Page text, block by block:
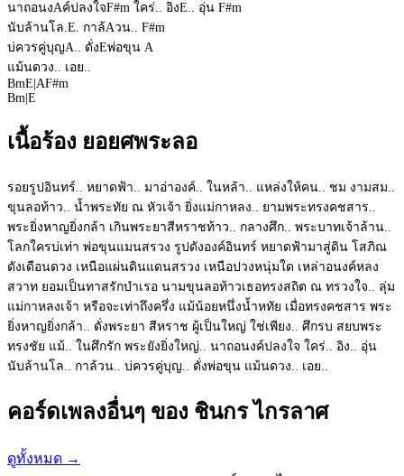
นาถอนงAค์ปลงใจF#m ใคร่.. อิงE.. อุ่น F#m
นับล้านโล.E. กาล้Aวน.. F#m
บ่ควรคู่บุญA.. ดั่งEพ่อขุน A
แม้นดวง.. เอย..
BmE AF#m
Bm E
เนื้อร้อง ยอยศพระลอ
รอยรูปอินทร์.. หยาดฟ้า.. มาอ่าองค์.. ในหล้า.. แหล่งให้คน.. ชม งามสม..
ขุนลอท้าว.. น้ำพระทัย ณ หัวเจ้า ยิ่งแม่กาหลง.. ยามพระทรงคชสาร..
พระยิ่งหาญยิ่งกล้า เกินพระยาสีหราชท้าว.. กลางศึก.. พระบาทเจ้าล้าน..
โลกใครบ่เท่า พ่อขุนแมนสรวง รูปดังองค์อินทร์ หยาดฟ้ามาสู่ดิน โสภิณ
ดังเดือนดวง เหนือแผ่นดินแดนสรวง เหนือปวงหนุ่มใด เหล่าอนงค์หลง
สวาท ยอมเป็นทาสรักบำเรอ นามขุนลอท้าวเธอทรงสถิต ณ ทรวงใจ.. ลุ่ม
แม่กาหลงเจ้า หรือจะเท่าถึงครึ่ง แม้น้อยหนึ่งน้ำหทัย เมื่อทรงคชสาร พระ
ยิ่งหาญยิ่งกล้า.. ดั่งพระยา สีหราช ผู้เป็นใหญ่ ใช่เพียง.. ศึกรบ สยบพระ
ทรงชัย แม้.. ในศึกรัก พระยังยิ่งใหญ่.. นาถอนงค์ปลงใจ ใคร่.. อิง.. อุ่น
นับล้านโล.. กาล้วน.. บ่ควรคู่บุญ.. ดั่งพ่อขุน แม้นดวง.. เอย..
คอร์ดเพลงอื่นๆ ของ ชินกร ไกรลาศ
ดูทั้งหมด →